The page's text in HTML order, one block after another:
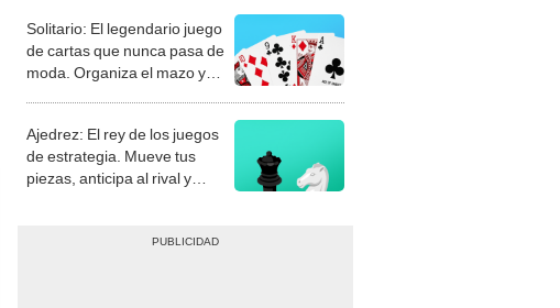
Solitario: El legendario juego
de cartas que nunca pasa de
moda. Organiza el mazo y
Ajedrez: El rey de los juegos
de estrategia. Mueve tus
piezas, anticipa al rival y